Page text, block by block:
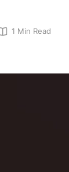
1 Min Read